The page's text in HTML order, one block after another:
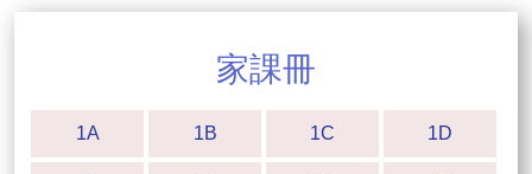
家課冊
1A 1B 1C 1D